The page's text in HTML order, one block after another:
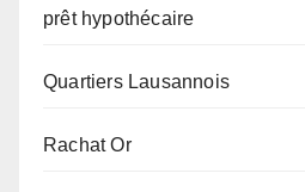
prêt hypothécaire
Quartiers Lausannois
Rachat Or